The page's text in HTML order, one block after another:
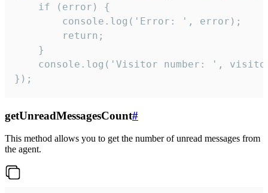
    if (error) {
        console.log('Error: ', error);
        return;
    }
console.log('Visitor number: ',
});
getUnreadMessagesCount#
This method allows you to get the number of unread messages from
the agent.